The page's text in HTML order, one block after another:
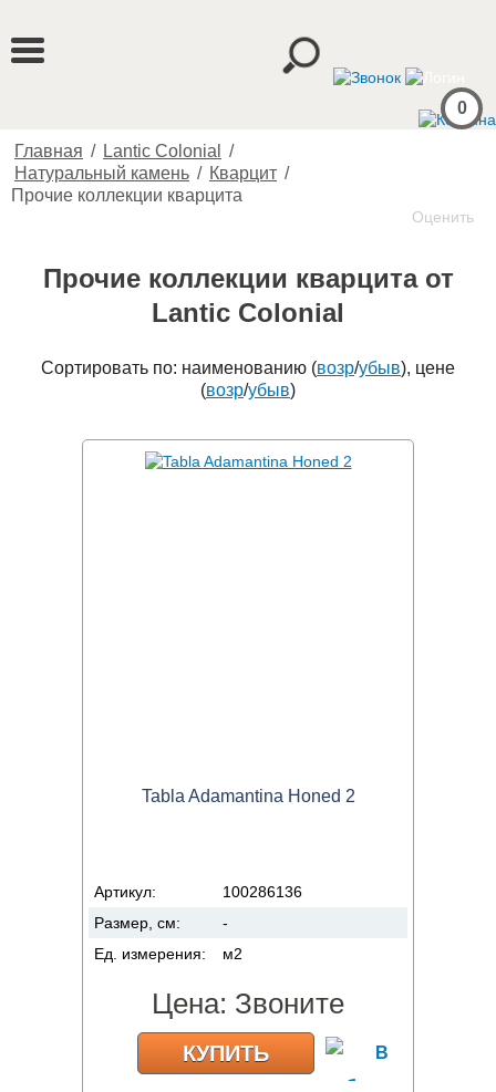
0
Главная / Lantic Colonial
/
Натуральный камень / Кварцит /
Прочие коллекции кварцита
Оценить
Прочие коллекции кварцита от
Lantic Colonial
Сортировать по: наименованию (возр/убыв), цене
(возр/убыв)
Tabla Adamantina Honed 2
Артикул:
100286136
Размер, см:
-
Ед. измерения:
м2
Цена: Звоните
КУПИТЬ